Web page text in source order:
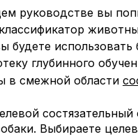
руководстве вы
будете
глубинного
в смежной области
состязательный
Выбираете